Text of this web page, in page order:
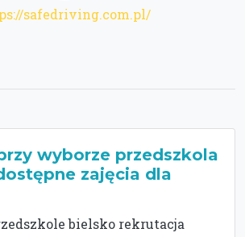
safedriving.com.pl/
wyborze przedszkola
zajęcia dla
bielsko rekrutacja